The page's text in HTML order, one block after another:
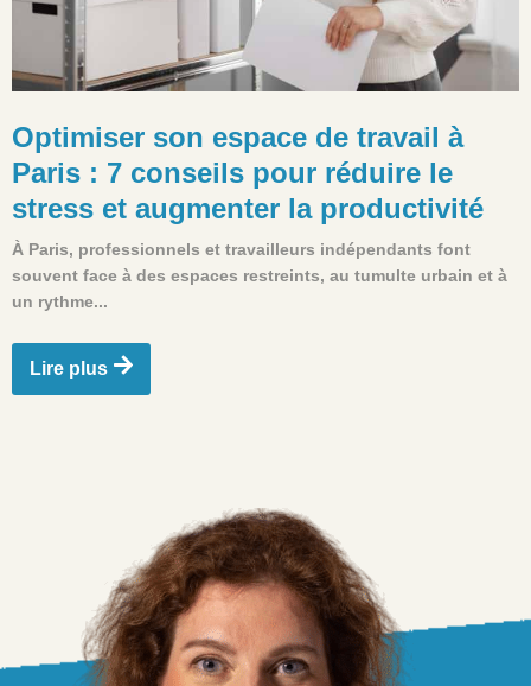
Optimiser son espace de travail à
Paris : 7 conseils pour réduire le
stress et augmenter la productivité
À Paris, professionnels et travailleurs indépendants font
souvent face à des espaces restreints, au tumulte urbain et à
un rythme...
Lire plus